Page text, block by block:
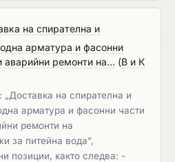
на спирателна и
арматура и фасонни
аварийни ремонти на... (В и К
на спирателна и
арматура и фасонни части
ремонти на
за питейна вода”,
позиции, както следва: -